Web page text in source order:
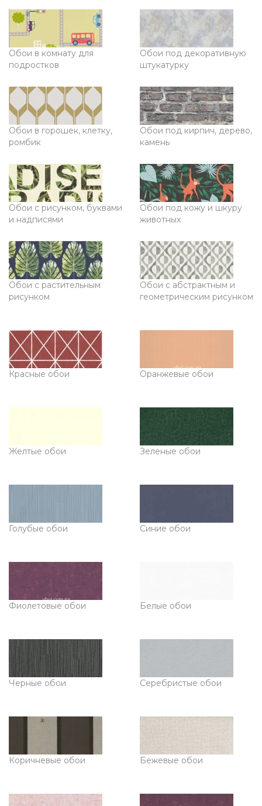
Обои в комнату для
подростков
Обои под декоративную
штукатурку
Обои в горошек, клетку,
ромбик
Обои под кирпич, дерево,
камень
Обои с рисунком, буквами
и надписями
Обои под кожу и шкуру
животных
Обои с растительным
рисунком
Обои с абстрактным и
геометрическим рисунком
Красные обои Оранжевые обои
Желтые обои Зеленые обои
Голубые обои Синие обои
Фиолетовые обои Белые обои
Черные обои Серебристые обои
Коричневые обои Бежевые обои